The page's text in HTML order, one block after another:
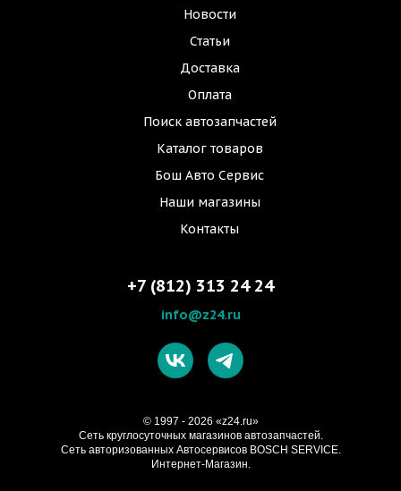
Новости
Статьи
Доставка
Оплата
Поиск автозапчастей
Каталог товаров
Бош Авто Сервис
Наши магазины
Контакты
+7 (812) 313 24 24
info@z24.ru
© 1997 - 2026 «z24.ru»
Cеть круглосуточных магазинов автозапчастей.
Сеть авторизованных Автосервисов BOSCH SERVICE.
Интернет-Магазин.